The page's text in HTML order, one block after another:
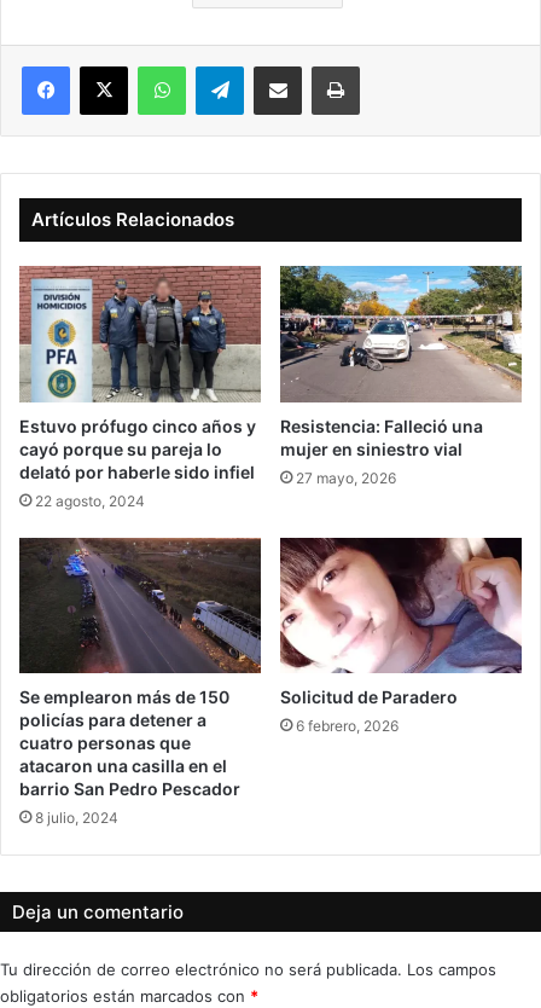
Facebook
X WhatsAppTelegramCompartir vía correo electrónicoImprimir
Artículos Relacionados
Estuvo prófugo cinco años y
cayó porque su pareja lo
delató por haberle sido infiel
22 agosto, 2024
Resistencia: Falleció una
mujer en siniestro vial
27 mayo, 2026
Se emplearon más de 150
policías para detener a
cuatro personas que
atacaron una casilla en el
barrio San Pedro Pescador
8 julio, 2024
Solicitud de Paradero
6 febrero, 2026
Deja un comentario
Tu dirección de correo electrónico no será publicada. Los campos
obligatorios están marcados con *